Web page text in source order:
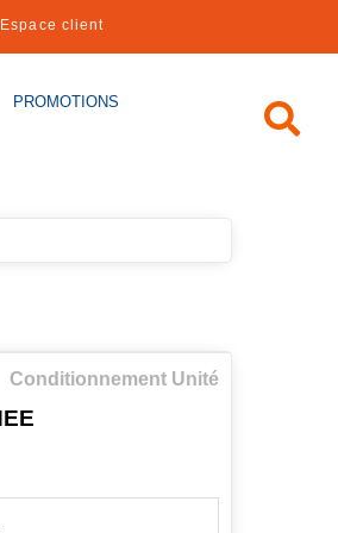
Espace client
PROMOTIONS
Conditionnement Unité